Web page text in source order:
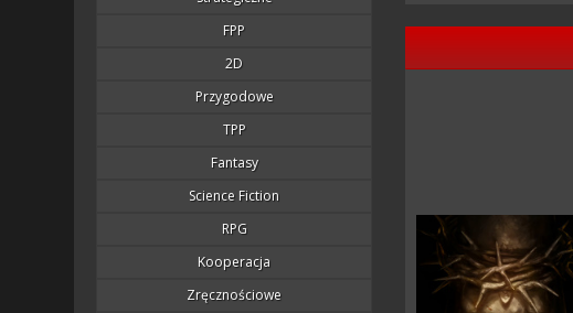
FPP
2D
Przygodowe
TPP
Fantasy
Science Fiction
RPG
Kooperacja
Zręcznościowe